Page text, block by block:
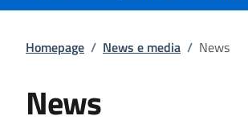
Homepage / News e media / News
News